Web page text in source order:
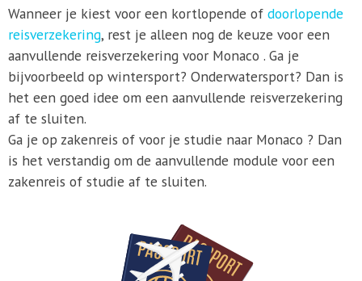
Wanneer je kiest voor een kortlopende of doorlopende
reisverzekering, rest je alleen nog de keuze voor een
aanvullende reisverzekering voor Monaco . Ga je
bijvoorbeeld op wintersport? Onderwatersport? Dan is
het een goed idee om een aanvullende reisverzekering
af te sluiten.
Ga je op zakenreis of voor je studie naar Monaco ? Dan
is het verstandig om de aanvullende module voor een
zakenreis of studie af te sluiten.